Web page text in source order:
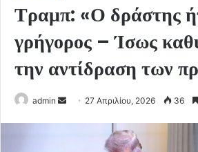
Τραμπ: «Ο δράστης
γρήγορος – Ίσως
την αντίδραση των
admin
Send 27 Απριλίου, 2026 36